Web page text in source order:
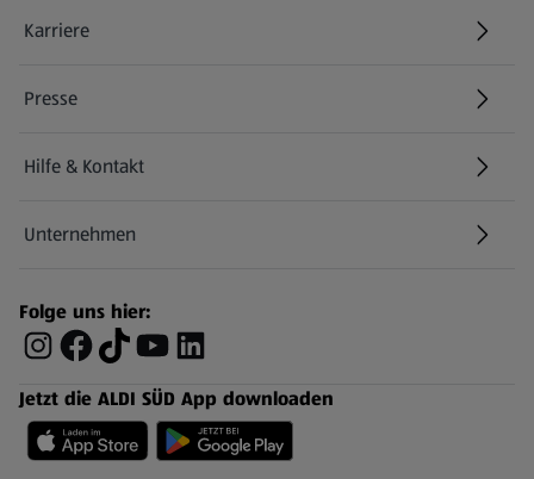
Karriere
Presse
Hilfe & Kontakt
(öffnet in einem neuen Tab)
Unternehmen
Folge uns hier:
Jetzt die ALDI SÜD App downloaden